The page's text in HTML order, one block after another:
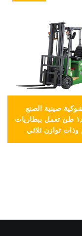
صينية الصنع
سعة ١٫٢ طن تعمل ببطاريات
وذات توازن ثلاثي
وبسعر معقول